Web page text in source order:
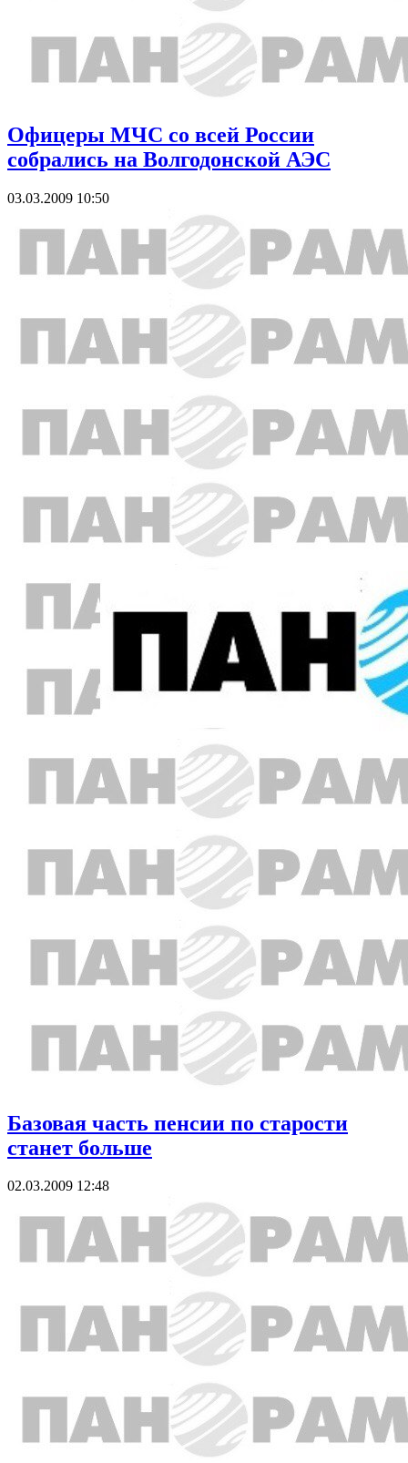
Офицеры МЧС со всей России
собрались на Волгодонской АЭС
03.03.2009 10:50
Базовая часть пенсии по старости
станет больше
02.03.2009 12:48